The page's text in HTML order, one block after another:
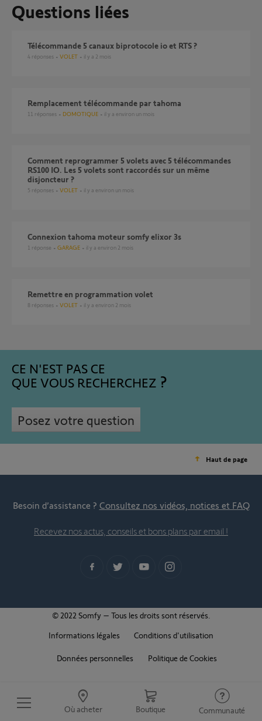
Où acheter Boutique Communauté
Questions liées
Télécommande 5 canaux biprotocole io et RTS ?
4 réponses VOLET il y a 2 mois
Remplacement télécommande par tahoma
11 réponses DOMOTIQUE il y a environ un mois
Comment reprogrammer 5 volets avec 5 télécommandes
RS100 IO. Les 5 volets sont raccordés sur un même
disjoncteur ?
5 réponses VOLET il y a environ un mois
Connexion tahoma moteur somfy elixor 3s
1 réponse GARAGE il y a environ 2 mois
Remettre en programmation volet
8 réponses VOLET il y a environ 2 mois
CE N'EST PAS CE
QUE VOUS RECHERCHEZ
Posez votre question
Haut de page
Besoin d’assistance ? Consultez nos vidéos, notices et FAQ
Recevez nos actus, conseils et bons plans par email !
© 2022 Somfy – Tous les droits sont réservés.
Informations légales
Conditions d'utilisation
Données personnelles Politique de Cookies